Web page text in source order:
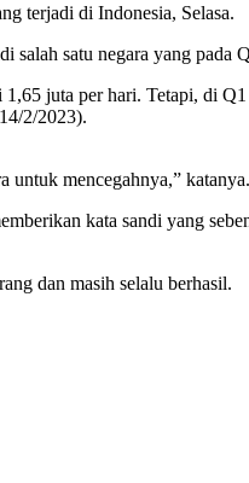
terjadi di Indonesia, Selasa.
satu negara yang pada
juta per hari. Tetapi, di
2/2023).
untuk mencegahnya,” katanya.
kata sandi yang
dan masih selalu berhasil.